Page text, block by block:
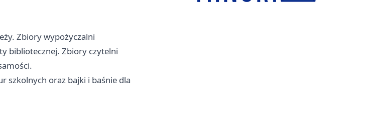
Zbiory wypożyczalni
bibliotecznej. Zbiory czytelni
szkolnych oraz bajki i baśnie dla